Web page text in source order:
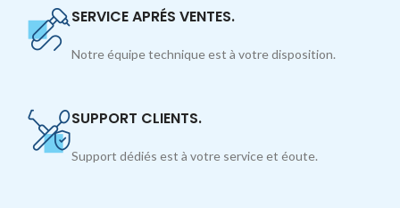
SERVICE APRÉS VENTES.
Notre équipe technique est à votre disposition.
SUPPORT CLIENTS.
Support dédiés est à votre service et éoute.